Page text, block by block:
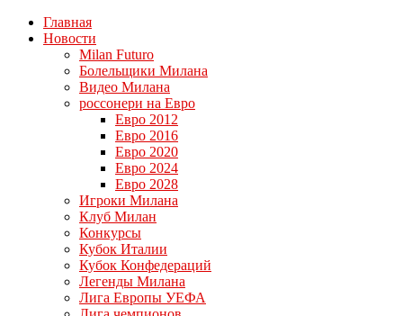
Главная
Новости
Milan Futuro
Болельщики Милана
Видео Милана
россонери на Евро
Евро 2012
Евро 2016
Евро 2020
Евро 2024
Евро 2028
Игроки Милана
Клуб Милан
Конкурсы
Кубок Италии
Кубок Конфедераций
Легенды Милана
Лига Европы УЕФА